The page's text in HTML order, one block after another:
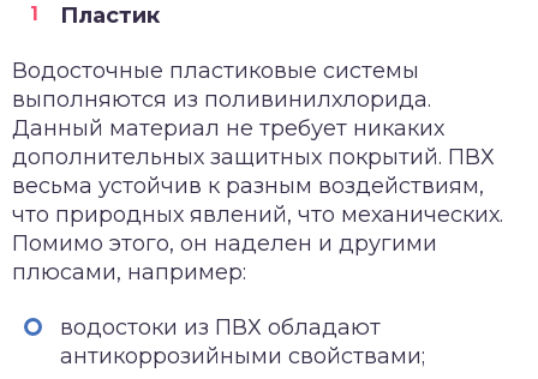
Пластик
Водосточные пластиковые системы
выполняются из поливинилхлорида.
Данный материал не требует никаких
дополнительных защитных покрытий. ПВХ
весьма устойчив к разным воздействиям,
что природных явлений, что механических.
Помимо этого, он наделен и другими
плюсами, например:
водостоки из ПВХ обладают
антикоррозийными свойствами;